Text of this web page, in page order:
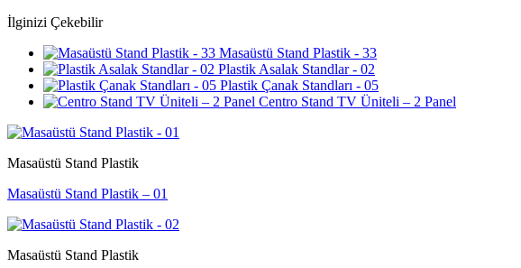
İlginizi Çekebilir
Masaüstü Stand Plastik - 33
Plastik Asalak Standlar - 02
Plastik Çanak Standları - 05
Centro Stand TV Üniteli – 2 Panel
Masaüstü Stand Plastik
Masaüstü Stand Plastik – 01
Masaüstü Stand Plastik